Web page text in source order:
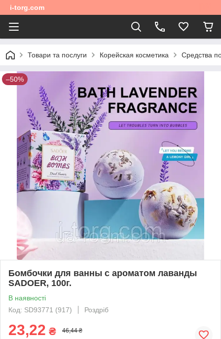
i-torg.com
Товари та послуги Корейская косметика Средства
–50%
Бомбочки для ванны с ароматом лаванды
SADOER, 100г.
В наявності
Код: SD93771 (917)
Роздріб
23,22 ₴ 46,44 ₴